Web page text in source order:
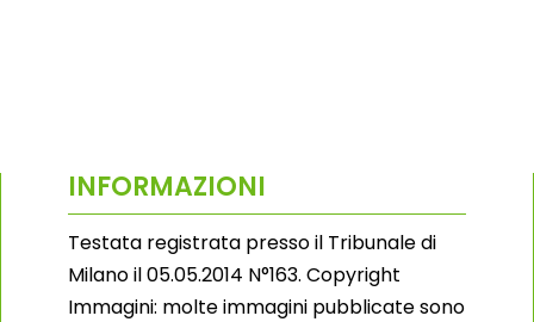
INFORMAZIONI
Testata registrata presso il Tribunale di
Milano il 05.05.2014 N°163. Copyright
Immagini: molte immagini pubblicate sono